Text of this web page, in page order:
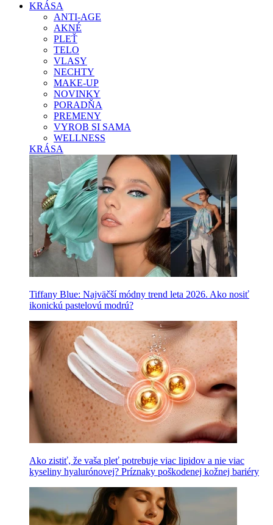
KRÁSA
ANTI-AGE
AKNÉ
PLEŤ
TELO
VLASY
NECHTY
MAKE-UP
NOVINKY
PORADŇA
PREMENY
VYROB SI SAMA
WELLNESS
KRÁSA
Tiffany Blue: Najväčší módny trend leta 2026. Ako nosiť
ikonickú pastelovú modrú?
Ako zistiť, že vaša pleť potrebuje viac lipidov a nie viac
kyseliny hyalurónovej? Príznaky poškodenej kožnej bariéry